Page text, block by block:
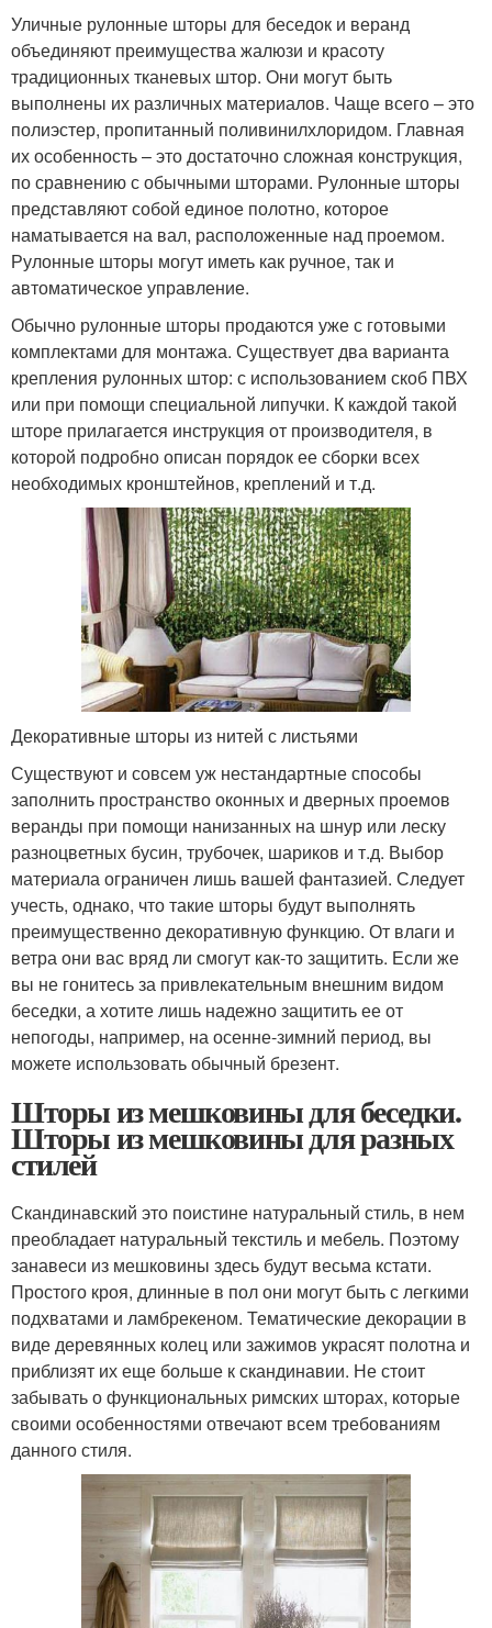
Уличные рулонные шторы для беседок и веранд
объединяют преимущества жалюзи и красоту
традиционных тканевых штор. Они могут быть
выполнены их различных материалов. Чаще всего – это
полиэстер, пропитанный поливинилхлоридом. Главная
их особенность – это достаточно сложная конструкция,
по сравнению с обычными шторами. Рулонные шторы
представляют собой единое полотно, которое
наматывается на вал, расположенные над проемом.
Рулонные шторы могут иметь как ручное, так и
автоматическое управление.
Обычно рулонные шторы продаются уже с готовыми
комплектами для монтажа. Существует два варианта
крепления рулонных штор: с использованием скоб ПВХ
или при помощи специальной липучки. К каждой такой
шторе прилагается инструкция от производителя, в
которой подробно описан порядок ее сборки всех
необходимых кронштейнов, креплений и т.д.
Декоративные шторы из нитей с листьями
Существуют и совсем уж нестандартные способы
заполнить пространство оконных и дверных проемов
веранды при помощи нанизанных на шнур или леску
разноцветных бусин, трубочек, шариков и т.д. Выбор
материала ограничен лишь вашей фантазией. Следует
учесть, однако, что такие шторы будут выполнять
преимущественно декоративную функцию. От влаги и
ветра они вас вряд ли смогут как-то защитить. Если же
вы не гонитесь за привлекательным внешним видом
беседки, а хотите лишь надежно защитить ее от
непогоды, например, на осенне-зимний период, вы
можете использовать обычный брезент.
Шторы из мешковины для беседки.
Шторы из мешковины для разных
стилей
Скандинавский это поистине натуральный стиль, в нем
преобладает натуральный текстиль и мебель. Поэтому
занавеси из мешковины здесь будут весьма кстати.
Простого кроя, длинные в пол они могут быть с легкими
подхватами и ламбрекеном. Тематические декорации в
виде деревянных колец или зажимов украсят полотна и
приблизят их еще больше к скандинавии. Не стоит
забывать о функциональных римских шторах, которые
своими особенностями отвечают всем требованиям
данного стиля.